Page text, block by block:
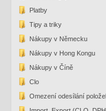
Platby
Tipy a triky
Nákupy v Německu
Nákupy v Hong Kongu
Nákupy v Číně
Clo
Omezení odesílání